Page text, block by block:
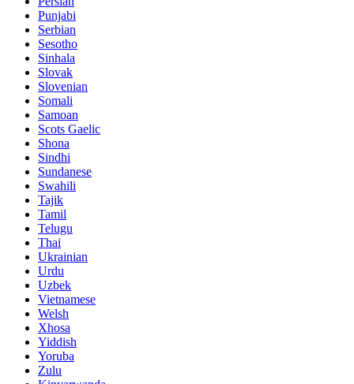
Punjabi
Serbian
Sesotho
Sinhala
Slovak
Slovenian
Somali
Samoan
Scots Gaelic
Shona
Sindhi
Sundanese
Swahili
Tajik
Tamil
Telugu
Thai
Ukrainian
Urdu
Uzbek
Vietnamese
Welsh
Xhosa
Yiddish
Yoruba
Zulu